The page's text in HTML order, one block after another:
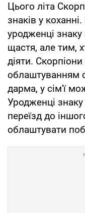
Цього літа
знаків у
уродженці
щастя, але тим,
діяти. Скорпіони
облаштуванням
дарма, у сім'ї
Уродженці
переїзд до
облаштувати